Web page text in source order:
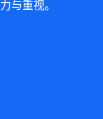
与重视。